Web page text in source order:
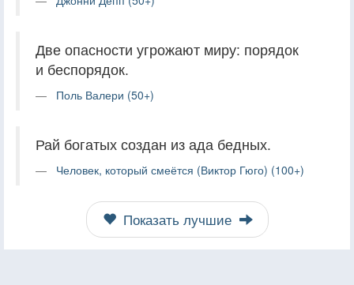
Две опасности угрожают миру: порядок
и беспорядок.
Поль Валери (50+)
Рай богатых создан из ада бедных.
Человек, который смеётся (Виктор Гюго) (100+)
Показать лучшие